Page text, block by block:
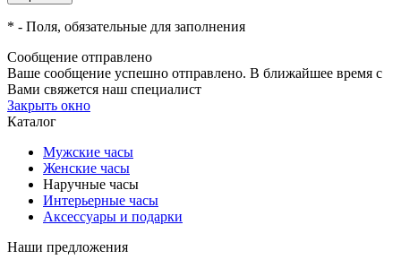
* - Поля, обязательные для заполнения
Сообщение отправлено
Ваше сообщение успешно отправлено. В ближайшее время с
Вами свяжется наш специалист
Закрыть окно
Каталог
Мужские часы
Женские часы
Наручные часы
Интерьерные часы
Аксессуары и подарки
Наши предложения